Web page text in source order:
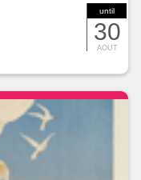
until
30
AOUT